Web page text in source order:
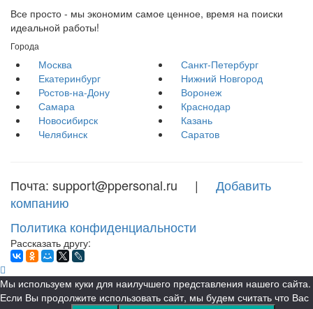
Все просто - мы экономим самое ценное, время на поиски
идеальной работы!
Города
Москва
Санкт-Петербург
Екатеринбург
Нижний Новгород
Ростов-на-Дону
Воронеж
Самара
Краснодар
Новосибирск
Казань
Челябинск
Саратов
Почта: support@ppersonal.ru | Добавить
компанию
Политика конфиденциальности
Рассказать другу:
Мы используем куки для наилучшего представления нашего сайта.
Если Вы продолжите использовать сайт, мы будем считать что Вас